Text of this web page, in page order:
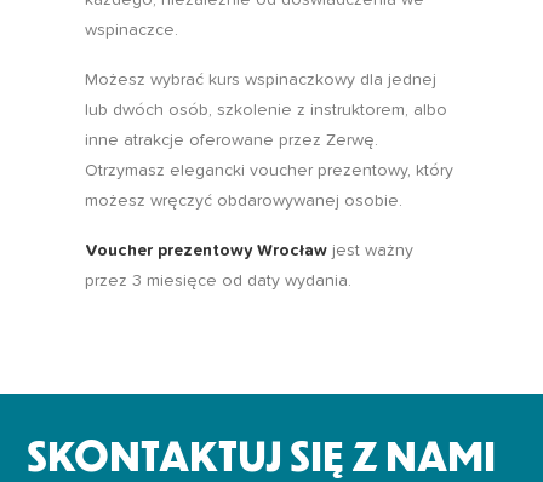
wspinaczce.
Możesz wybrać kurs wspinaczkowy dla jednej
lub dwóch osób, szkolenie z instruktorem, albo
inne atrakcje oferowane przez Zerwę.
Otrzymasz elegancki voucher prezentowy, który
możesz wręczyć obdarowywanej osobie.
Voucher prezentowy Wrocław jest ważny
przez 3 miesięce od daty wydania.
SKONTAKTUJ SIĘ Z NAMI